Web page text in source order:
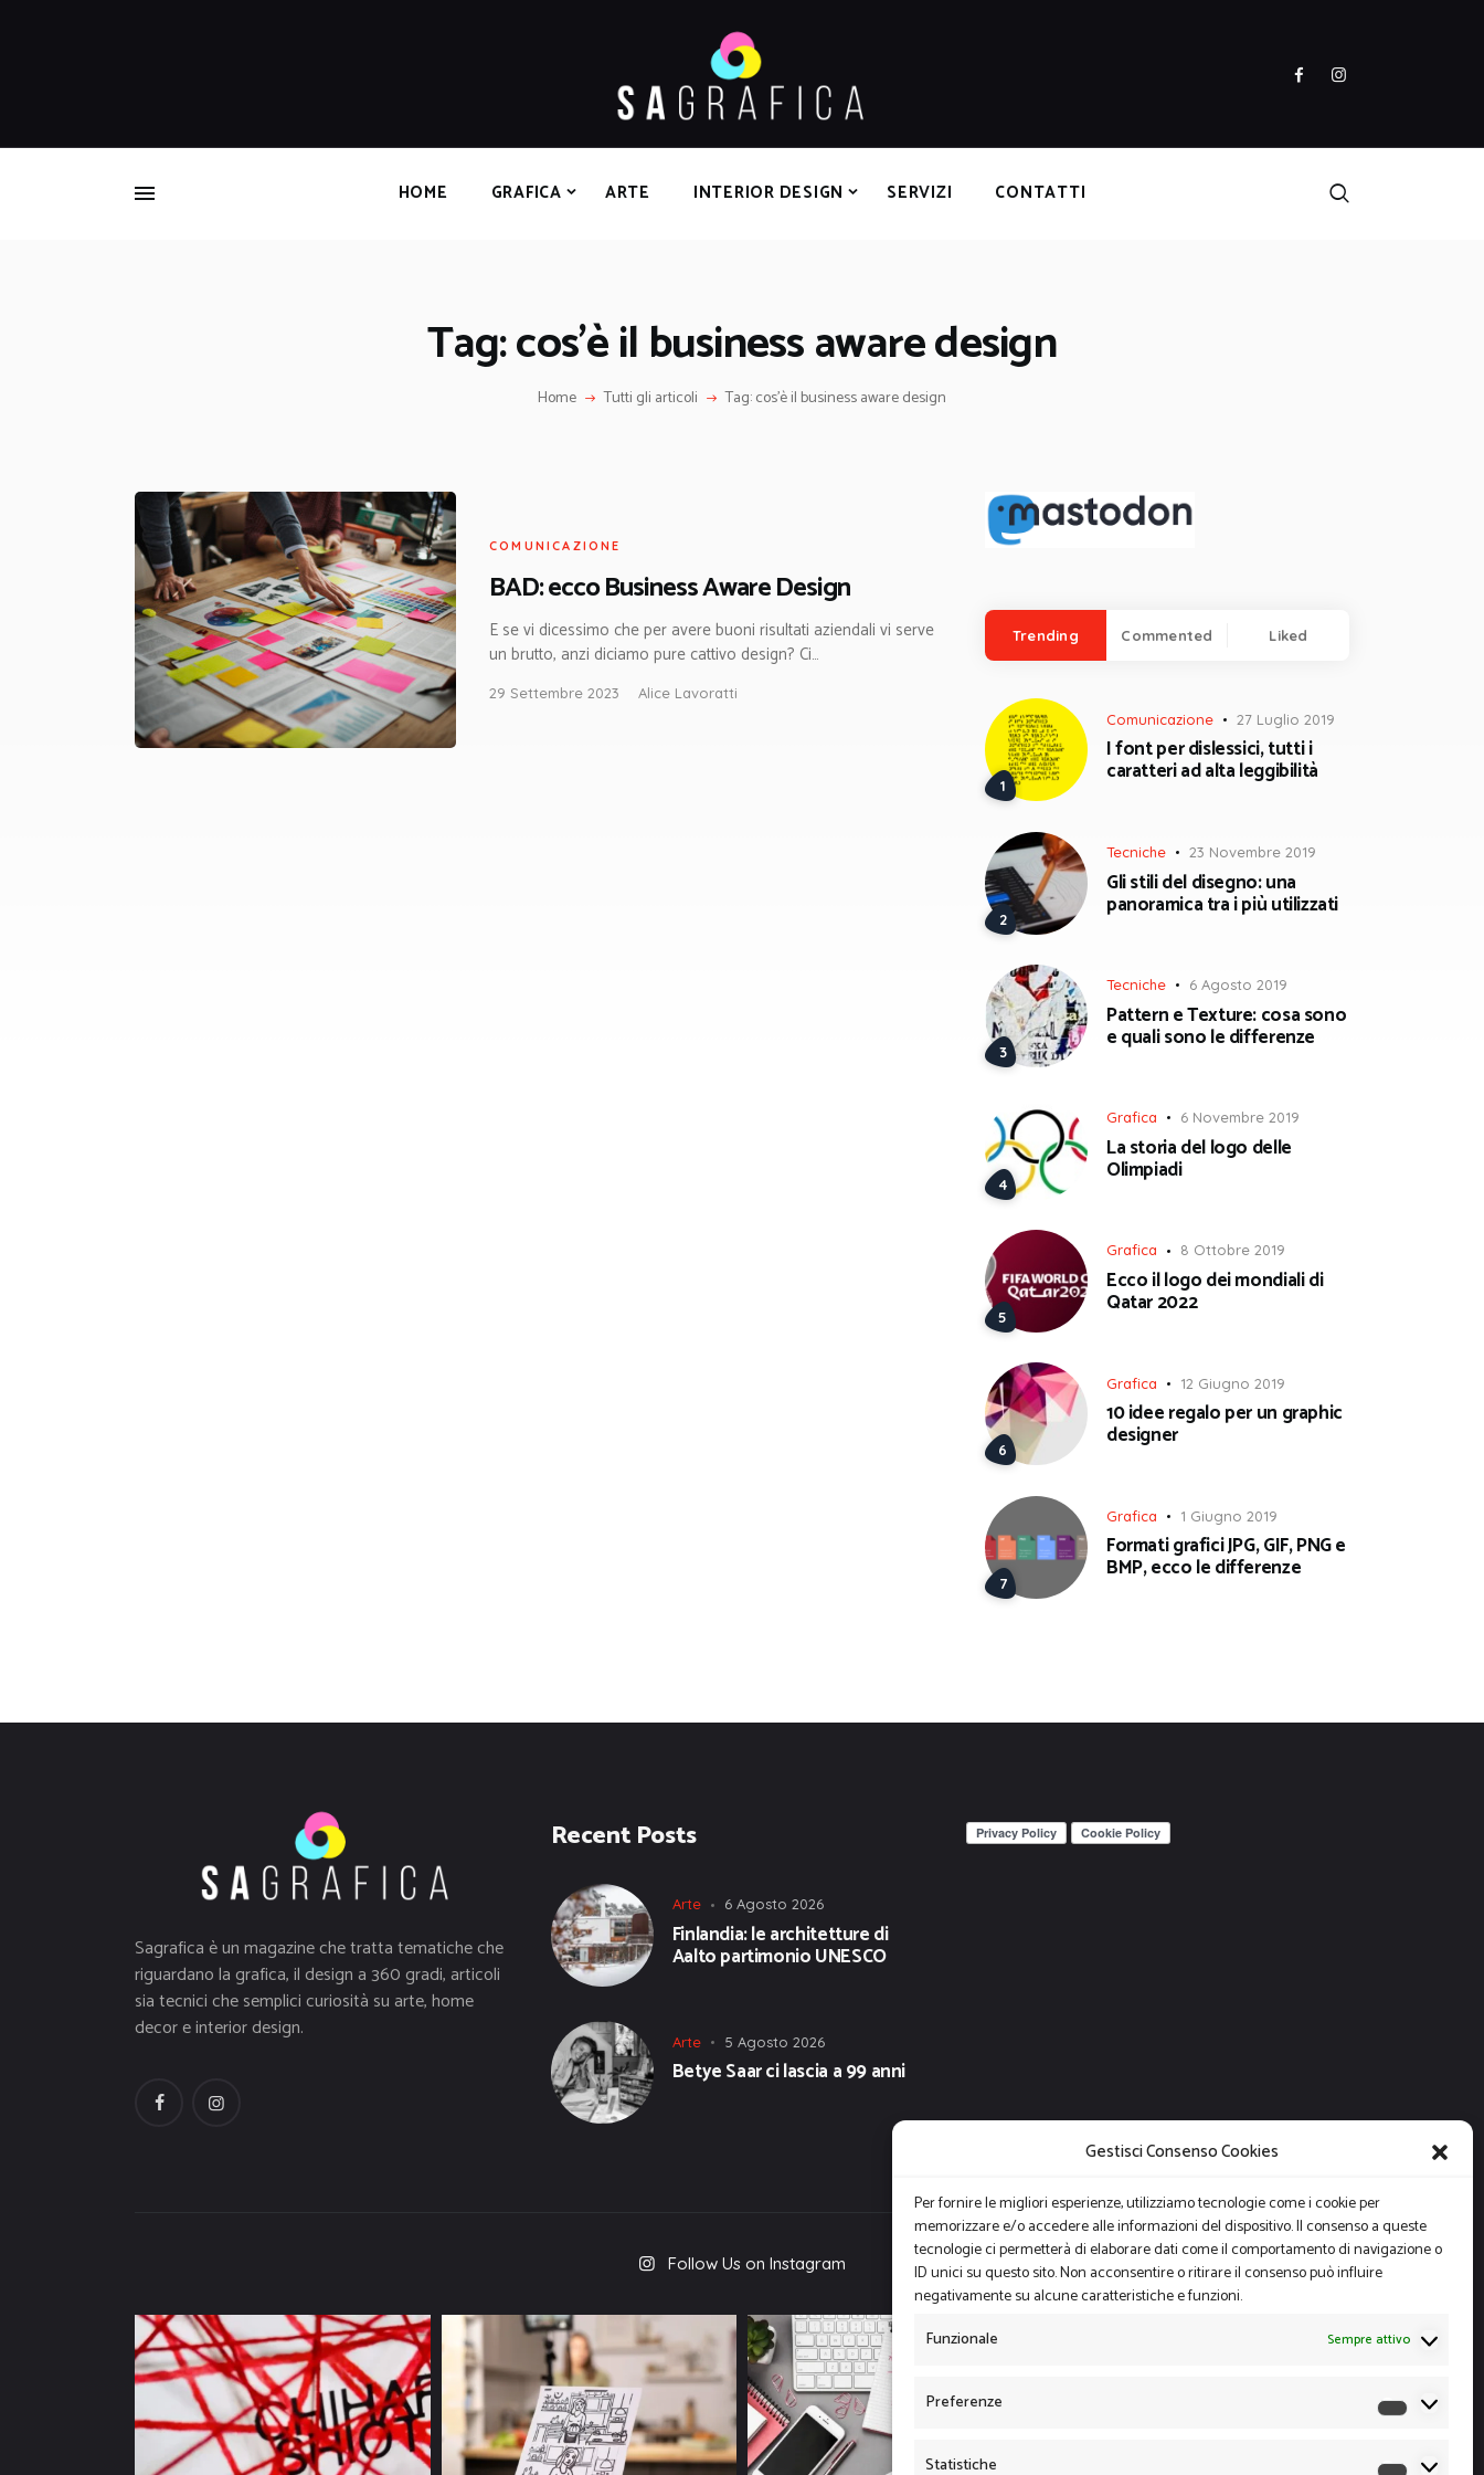
Gestisci Consenso Cookies
Per fornire le migliori esperienze, utilizziamo tecnologie come i cookie per
memorizzare e/o accedere alle informazioni del dispositivo. Il consenso a queste
tecnologie ci permetterà di elaborare dati come il comportamento di navigazione o
ID unici su questo sito. Non acconsentire o ritirare il consenso può influire
negativamente su alcune caratteristiche e funzioni.
Funzionale
Sempre attivo
Preferenze
Statistiche
HOME GRAFICA ARTE INTERIOR DESIGN SERVIZI CONTATTI
Tag: cos’è il business aware design
Home Tutti gli articoli Tag: cos’è il business aware design
INTERIOR DESIGN
SERVIZI
COMUNICAZIONE
BAD: ecco Business Aware Design
E se vi dicessimo che per avere buoni risultati aziendali vi serve
un brutto, anzi diciamo pure cattivo design? Ci…
29 Settembre 2023 Alice Lavoratti
Trending Commented Liked
Comunicazione 27 Luglio 2019
I font per dislessici, tutti i
caratteri ad alta leggibilità
Tecniche 23 Novembre 2019
Gli stili del disegno: una
panoramica tra i più utilizzati
Tecniche 6 Agosto 2019
Pattern e Texture: cosa sono
e quali sono le differenze
Grafica 6 Novembre 2019
La storia del logo delle
Olimpiadi
Grafica 8 Ottobre 2019
Ecco il logo dei mondiali di
Qatar 2022
Grafica 12 Giugno 2019
10 idee regalo per un graphic
designer
Grafica 1 Giugno 2019
Formati grafici JPG, GIF, PNG e
BMP, ecco le differenze
Sagrafica è un magazine che tratta tematiche che
riguardano la grafica, il design a 360 gradi, articoli
sia tecnici che semplici curiosità su arte, home
decor e interior design.
Recent Posts
Arte 6 Agosto 2026
Finlandia: le architetture di
Aalto partimonio UNESCO
Arte 5 Agosto 2026
Betye Saar ci lascia a 99 anni
Follow Us on Instagram